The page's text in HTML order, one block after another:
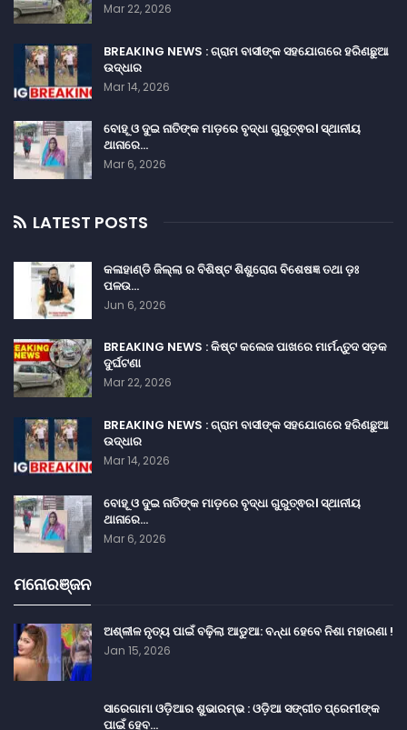
Mar 22, 2026
BREAKING NEWS : ଗ୍ରାମ ବାସୀଙ୍କ ସହଯୋଗରେ ହରିଣଛୁଆ
ଉଦ୍ଧାର
Mar 14, 2026
ବୋହୂ ଓ ଦୁଇ ନାତିଙ୍କ ମାଡ଼ରେ ବୃଦ୍ଧା ଗୁରୁତ୍ଵର। ସ୍ଥାନୀୟ
ଥାନାରେ…
Mar 6, 2026
LATEST POSTS
କଳାହାଣ୍ଡି ଜିଲ୍ଲା ର ବିଶିଷ୍ଟ ଶିଶୁରୋଗ ବିଶେଷଜ୍ଞ ତଥା ଡ଼ଃ
ପଳଉ…
Jun 6, 2026
BREAKING NEWS : କିଷ୍ଟ କଲେଜ ପାଖରେ ମାର୍ମନ୍ତୁଦ ସଡ଼କ
ଦୁର୍ଘଟଣା
Mar 22, 2026
BREAKING NEWS : ଗ୍ରାମ ବାସୀଙ୍କ ସହଯୋଗରେ ହରିଣଛୁଆ
ଉଦ୍ଧାର
Mar 14, 2026
ବୋହୂ ଓ ଦୁଇ ନାତିଙ୍କ ମାଡ଼ରେ ବୃଦ୍ଧା ଗୁରୁତ୍ଵର। ସ୍ଥାନୀୟ
ଥାନାରେ…
Mar 6, 2026
ମନୋରଞ୍ଜନ
ଅଶ୍ଳୀଳ ନୃତ୍ୟ ପାଇଁ ବଢ଼ିଲା ଆଡୁଆ: ବନ୍ଧା ହେବେ ନିଶା ମହାରଣା !
Jan 15, 2026
ସାରେଗାମା ଓଡ଼ିଆର ଶୁଭାରମ୍ଭ : ଓଡ଼ିଆ ସଙ୍ଗୀତ ପ୍ରେମୀଙ୍କ
ପାଇଁ ହେବ…